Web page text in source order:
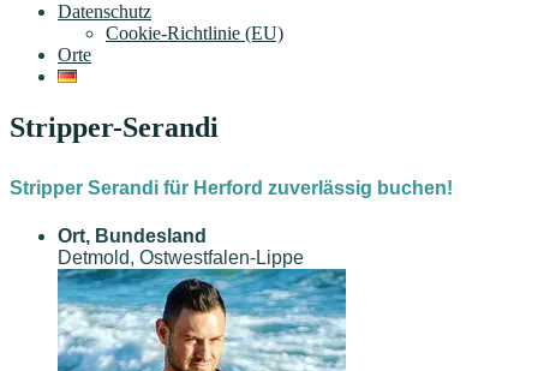
Datenschutz
Cookie-Richtlinie (EU)
Orte
Stripper-Serandi
Stripper Serandi für Herford zuverlässig buchen!
Ort, Bundesland
Detmold, Ostwestfalen-Lippe